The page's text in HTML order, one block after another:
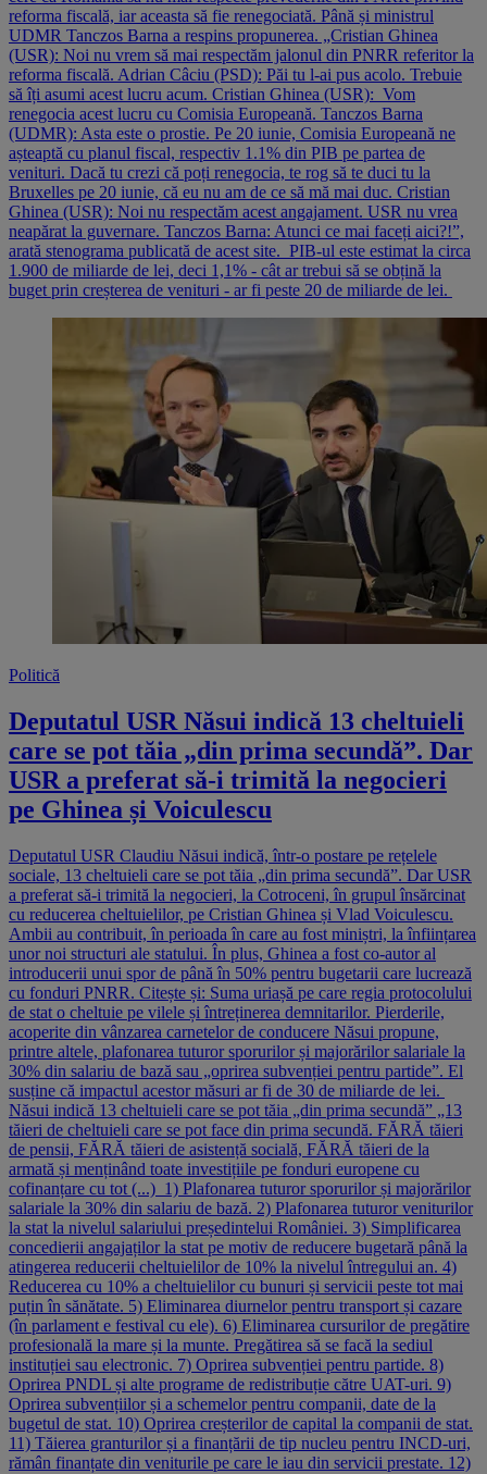
reforma fiscală, iar aceasta să fie renegociată. Până și ministrul
UDMR Tanczos Barna a respins propunerea. „Cristian Ghinea
(USR): Noi nu vrem să mai respectăm jalonul din PNRR referitor la
reforma fiscală. Adrian Câciu (PSD): Păi tu l-ai pus acolo. Trebuie
să îți asumi acest lucru acum. Cristian Ghinea (USR): Vom
renegocia acest lucru cu Comisia Europeană. Tanczos Barna
(UDMR): Asta este o prostie. Pe 20 iunie, Comisia Europeană ne
așteaptă cu planul fiscal, respectiv 1.1% din PIB pe partea de
venituri. Dacă tu crezi că poți renegocia, te rog să te duci tu la
Bruxelles pe 20 iunie, că eu nu am de ce să mă mai duc. Cristian
Ghinea (USR): Noi nu respectăm acest angajament. USR nu vrea
neapărat la guvernare. Tanczos Barna: Atunci ce mai faceți aici?!”,
arată stenograma publicată de acest site. PIB-ul este estimat la circa
1.900 de miliarde de lei, deci 1,1% - cât ar trebui să se obțină la
buget prin creșterea de venituri - ar fi peste 20 de miliarde de lei.
Politică
Deputatul USR Năsui indică 13 cheltuieli
care se pot tăia „din prima secundă”. Dar
USR a preferat să-i trimită la negocieri
pe Ghinea și Voiculescu
Deputatul USR Claudiu Năsui indică, într-o postare pe rețelele
sociale, 13 cheltuieli care se pot tăia „din prima secundă”. Dar USR
a preferat să-i trimită la negocieri, la Cotroceni, în grupul însărcinat
cu reducerea cheltuielilor, pe Cristian Ghinea și Vlad Voiculescu.
Ambii au contribuit, în perioada în care au fost miniștri, la înființarea
unor noi structuri ale statului. În plus, Ghinea a fost co-autor al
introducerii unui spor de până în 50% pentru bugetarii care lucrează
cu fonduri PNRR. Citește și: Suma uriașă pe care regia protocolului
de stat o cheltuie pe vilele și întreținerea demnitarilor. Pierderile,
acoperite din vânzarea carnetelor de conducere Năsui propune,
printre altele, plafonarea tuturor sporurilor și majorărilor salariale la
30% din salariu de bază sau „oprirea subvenției pentru partide”. El
susține că impactul acestor măsuri ar fi de 30 de miliarde de lei.
Năsui indică 13 cheltuieli care se pot tăia „din prima secundă” „13
tăieri de cheltuieli care se pot face din prima secundă. FĂRĂ tăieri
de pensii, FĂRĂ tăieri de asistență socială, FĂRĂ tăieri de la
armată și menținând toate investițiile pe fonduri europene cu
cofinanțare cu tot (...) 1) Plafonarea tuturor sporurilor și majorărilor
salariale la 30% din salariu de bază. 2) Plafonarea tuturor veniturilor
la stat la nivelul salariului președintelui României. 3) Simplificarea
concedierii angajaților la stat pe motiv de reducere bugetară până la
atingerea reducerii cheltuielilor de 10% la nivelul întregului an. 4)
Reducerea cu 10% a cheltuielilor cu bunuri și servicii peste tot mai
puțin în sănătate. 5) Eliminarea diurnelor pentru transport și cazare
(în parlament e festival cu ele). 6) Eliminarea cursurilor de pregătire
profesională la mare și la munte. Pregătirea să se facă la sediul
instituției sau electronic. 7) Oprirea subvenției pentru partide. 8)
Oprirea PNDL și alte programe de redistribuție către UAT-uri. 9)
Oprirea subvențiilor și a schemelor pentru companii, date de la
bugetul de stat. 10) Oprirea creșterilor de capital la companii de stat.
11) Tăierea granturilor și a finanțării de tip nucleu pentru INCD-uri,
rămân finanțate din veniturile pe care le iau din servicii prestate. 12)